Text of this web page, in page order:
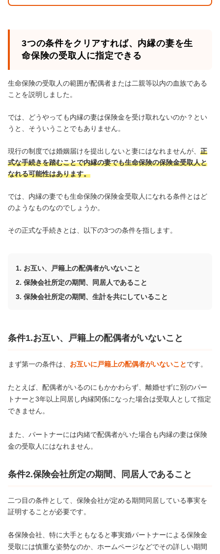
3つの条件をクリアすれば、内縁の妻を生
命保険の受取人に指定できる
生命保険の受取人の範囲が配偶者または二親等以内の血族である
ことを説明しました。
では、どうやっても内縁の妻は保険金を受け取れないのか？とい
うと、そういうことでもありません。
現行の制度では婚姻届けを提出しないと妻にはなれませんが、 正
式な手続きを踏むことで内縁の妻でも生命保険の保険金受取人と
なれる可能性はあります。
では、内縁の妻でも生命保険の保険金受取人になれる条件とはど
のようなものなのでしょうか。
その正式な手続きとは、以下の3つの条件を指します。
お互い、戸籍上の配偶者がいないこと
保険会社所定の期間、同居人であること
保険会社所定の期間、生計を共にしていること
条件1.お互い、戸籍上の配偶者がいないこと
まず第一の条件は、 お互いに戸籍上の配偶者がいないことです。
たとえば、配偶者がいるのにもかかわらず、離婚せずに別のパー
トナーと3年以上同居し内縁関係になった場合は受取人として指定
できません。
また、パートナーには内緒で配偶者がいた場合も内縁の妻は保険
金の受取人にはなれません。
条件2.保険会社所定の期間、同居人であること
二つ目の条件として、 保険会社が定める期間同居している事実を
証明することが必要です。
各保険会社、特に大手ともなると事実婚パートナーによる保険金
受取には慎重な姿勢なのか、ホームページなどでその詳しい期間